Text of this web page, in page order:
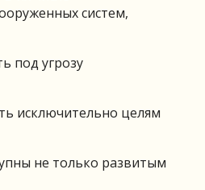
систем,
под угрозу
исключительно целям
не только развитым